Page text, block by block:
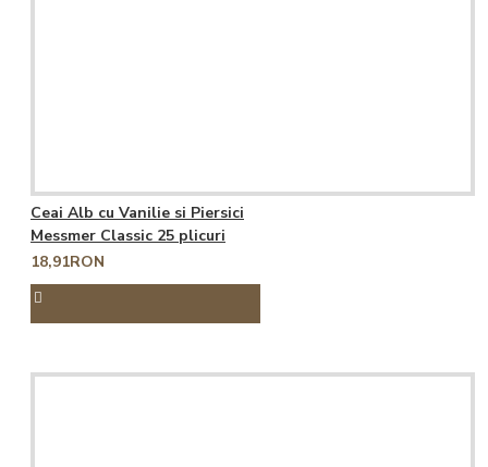
Ceai Alb cu Vanilie si Piersici
Messmer Classic 25 plicuri
18,91RON